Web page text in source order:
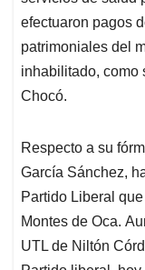
efectuaron pagos
patrimoniales del
inhabilitado, como
Chocó.
Respecto a su
García Sánchez,
Partido Liberal
Montes de Oca.
UTL de Niltón